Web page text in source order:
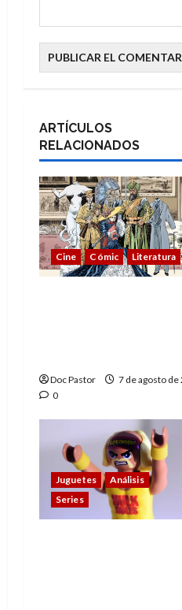
ARTÍCULOS
RELACIONADOS
Cine Cómic Literatura
Doc Pastor
7 de agosto de
0
Juguetes
Análisis
Series